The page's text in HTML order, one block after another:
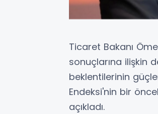
Ticaret Bakanı
sonuçlarına ilişkin
beklentilerinin
Endeksi'nin bir
açıkladı.